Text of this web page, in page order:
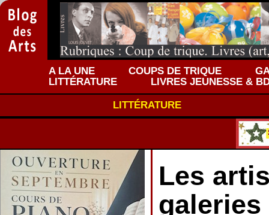
A LA UNE COUPS DE TRIQUE
LITTÉRATURE
LIVRES JEUNESSE &
LITTÉRATURE
Les
galeries